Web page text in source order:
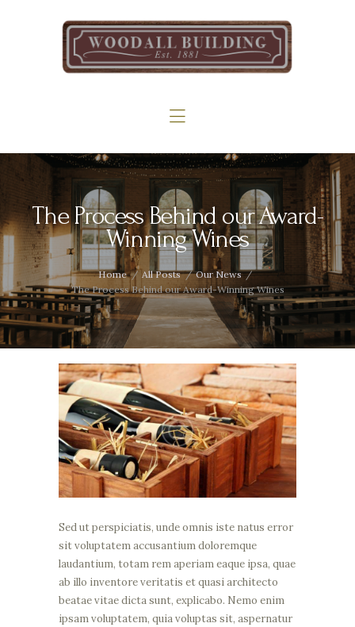
The Process Behind our Award-
Winning Wines
Home All Posts
Our News
The Process Behind our Award-Winning Wines
The Woodall
Gallery
Sed ut perspiciatis, unde omnis iste natus error
sit voluptatem accusantium doloremque
laudantium, totam rem aperiam eaque ipsa, quae
ab illo inventore veritatis et quasi architecto
beatae vitae dicta sunt, explicabo. Nemo enim
ipsam voluptatem, quia voluptas sit, aspernatur